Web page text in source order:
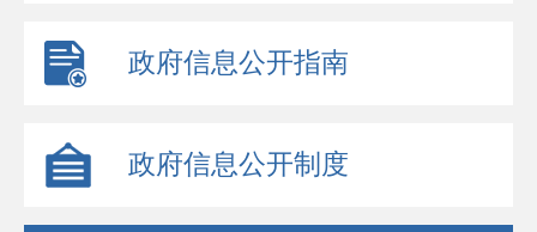
政府信息公开指南
政府信息公开制度